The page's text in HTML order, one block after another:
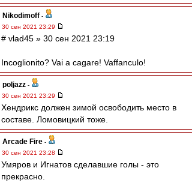
Nikodimoff -
30 сен 2021 23:29
# vlad45 » 30 сен 2021 23:19
Incoglionito? Vai a cagare! Vaffanculo!
poljazz -
30 сен 2021 23:29
Хендрикс должен зимой освободить место в
составе. Ломовицкий тоже.
Arcade Fire -
30 сен 2021 23:28
Умяров и Игнатов сделавшие голы - это
прекрасно.